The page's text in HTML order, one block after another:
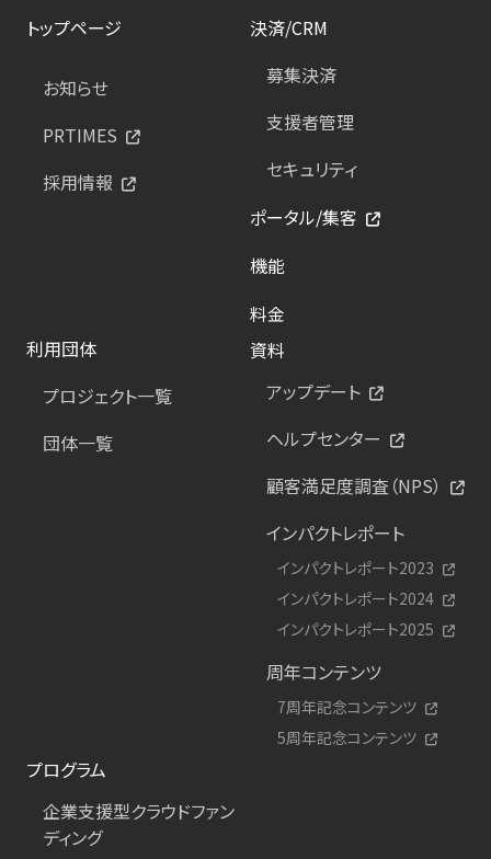
トップページ
お知らせ
PRTIMES
採用情報
決済/CRM
募集決済
支援者管理
セキュリティ
ポータル/集客
機能
料金
利用団体
プロジェクト一覧
団体一覧
資料
アップデート
ヘルプセンター
顧客満足度調査（NPS）
インパクトレポート
インパクトレポート2023
インパクトレポート2024
インパクトレポート2025
周年コンテンツ
7周年記念コンテンツ
5周年記念コンテンツ
プログラム
企業支援型クラウドファン
ディング